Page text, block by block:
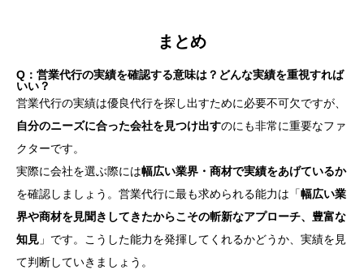
まとめ
Q：営業代行の実績を確認する意味は？どんな実績を重視すれば
いい？
営業代行の実績は優良代行を探し出すために必要不可欠ですが、
自分のニーズに合った会社を見つけ出すのにも非常に重要なファ
クターです。
実際に会社を選ぶ際には幅広い業界・商材で実績をあげているか
を確認しましょう。営業代行に最も求められる能力は「幅広い業
界や商材を見聞きしてきたからこその斬新なアプローチ、豊富な
知見 」です。こうした能力を発揮してくれるかどうか、実績を見
て判断していきましょう。